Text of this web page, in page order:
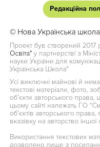
Редакційна
© Нова Українська
Проект був створений 2017
Освіта" у партнерстві з
науки України для
Українська Школа"
Усі виключні майнові й
текстові матеріали, фото,
об’єкти авторського права,
цьому сайті належать ГО
об’єктів авторського права,
вказівку на авторство іншої
Використання текстових
дозволено лише з